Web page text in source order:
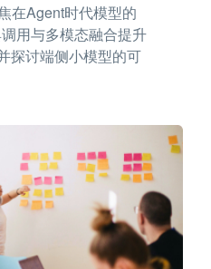
在Agent时代模型的
用与多模态融合提升
探讨端侧小模型的可